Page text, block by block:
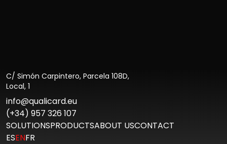
C/ Simón Carpintero, Parcela 108D,
Local, 1
info@qualicard.eu
(+34) 957 326 107
SOLUTIONSPRODUCTSABOUT USCONTACT
ESENFR